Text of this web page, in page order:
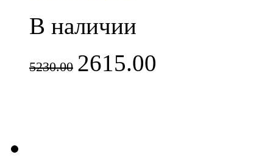
В наличии
5230.00 2615.00